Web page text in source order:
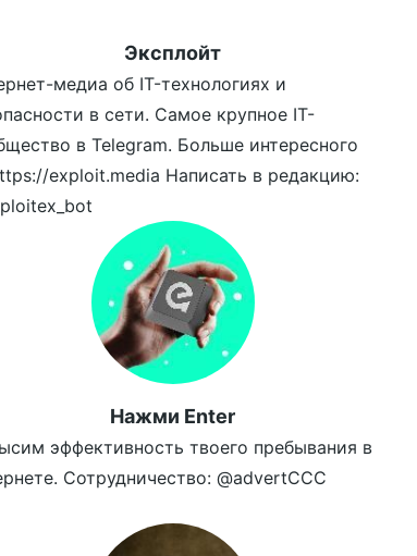
Эксплойт
медиа об IT-технологиях и
в сети. Самое крупное IT-
в Telegram. Больше интересного
exploit.media Написать в редакцию:
Нажми Enter
эффективность твоего пребывания в
Сотрудничество: @advertCCC